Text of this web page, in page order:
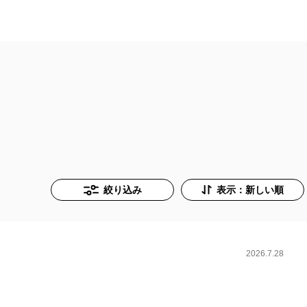
絞り込み 表示：新しい順
2026.7.28